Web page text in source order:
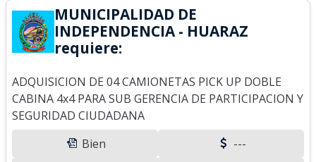
MUNICIPALIDAD DE
INDEPENDENCIA - HUARAZ
requiere:
ADQUISICION DE 04 CAMIONETAS PICK UP DOBLE
CABINA 4x4 PARA SUB GERENCIA DE PARTICIPACION Y
SEGURIDAD CIUDADANA
Bien
---